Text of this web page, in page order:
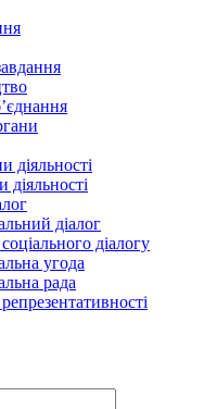
діяльності
діалог
діалогу
угода
рада